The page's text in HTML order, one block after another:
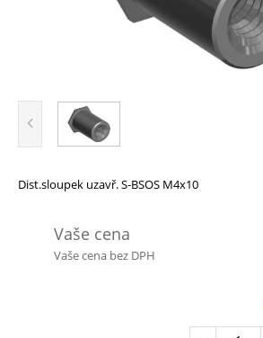
Dist.sloupek uzavř. S-BSOS M4x10
Vaše cena
Vaše cena bez DPH